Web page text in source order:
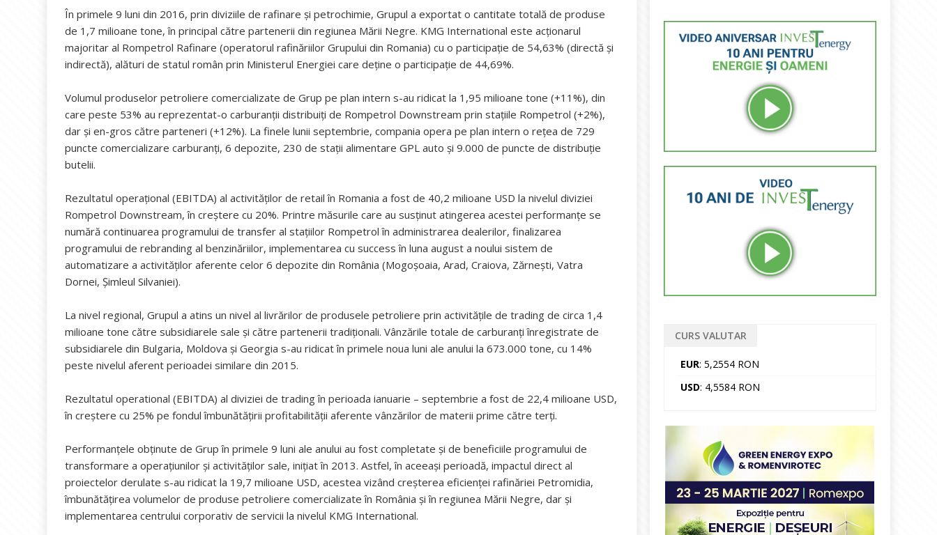
În primele 9 luni din 2016, prin diviziile de rafinare şi petrochimie, Grupul a exportat o cantitate totală de produse
de 1,7 milioane tone, în principal către partenerii din regiunea Mării Negre. KMG International este acţionarul
majoritar al Rompetrol Rafinare (operatorul rafinăriilor Grupului din Romania) cu o participaţie de 54,63% (directă şi
indirectă), alături de statul român prin Ministerul Energiei care deţine o participaţie de 44,69%.
Volumul produselor petroliere comercializate de Grup pe plan intern s-au ridicat la 1,95 milioane tone (+11%), din
care peste 53% au reprezentat-o carburanţii distribuiţi de Rompetrol Downstream prin staţiile Rompetrol (+2%),
dar şi en-gros către parteneri (+12%). La finele lunii septembrie, compania opera pe plan intern o reţea de 729
puncte comercializare carburanţi, 6 depozite, 230 de staţii alimentare GPL auto şi 9.000 de puncte de distribuţie
butelii.
Rezultatul operaţional (EBITDA) al activităţilor de retail în Romania a fost de 40,2 milioane USD la nivelul diviziei
Rompetrol Downstream, în creştere cu 20%. Printre măsurile care au susţinut atingerea acestei performanţe se
numără continuarea programului de transfer al staţiilor Rompetrol în administrarea dealerilor, finalizarea
programului de rebranding al benzinăriilor, implementarea cu success în luna august a noului sistem de
automatizare a activităţilor aferente celor 6 depozite din România (Mogoşoaia, Arad, Craiova, Zărneşti, Vatra
Dornei, Şimleul Silvaniei).
La nivel regional, Grupul a atins un nivel al livrărilor de produsele petroliere prin activităţile de trading de circa 1,4
milioane tone către subsidiarele sale şi către partenerii tradiţionali. Vânzările totale de carburanţi înregistrate de
subsidiarele din Bulgaria, Moldova şi Georgia s-au ridicat în primele noua luni ale anului la 673.000 tone, cu 14%
peste nivelul aferent perioadei similare din 2015.
Rezultatul operational (EBITDA) al diviziei de trading în perioada ianuarie – septembrie a fost de 22,4 milioane USD,
în creştere cu 25% pe fondul îmbunătăţirii profitabilităţii aferente vânzărilor de materii prime către terţi.
Performanţele obţinute de Grup în primele 9 luni ale anului au fost completate şi de beneficiile programului de
transformare a operaţiunilor şi activităţilor sale, iniţiat în 2013. Astfel, în aceeaşi perioadă, impactul direct al
proiectelor derulate s-au ridicat la 19,7 milioane USD, acestea vizând creşterea eficienţei rafinăriei Petromidia,
îmbunătăţirea volumelor de produse petroliere comercializate în România şi în regiunea Mării Negre, dar şi
implementarea centrului corporativ de servicii la nivelul KMG International.
CURS VALUTAR
EUR: 5,2554 RON
USD: 4,5584 RON